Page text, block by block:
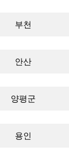
부천
안산
양평군
용인